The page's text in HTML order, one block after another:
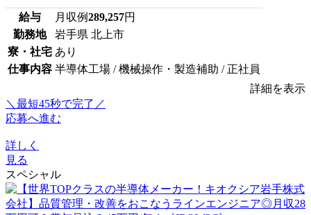
給与 月収例289,257円
勤務地
岩手県 北上市
寮・社宅 あり
仕事内容 半導体工場 / 機械操作・製造補助 / 正社員
詳細を表示
＼最短45秒で完了／
応募へ進む
詳しく
見る
スペシャル